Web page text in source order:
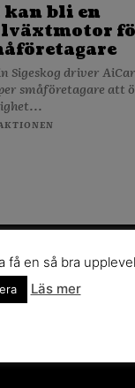
kan bli en
Sigeskog driver
småföretagare att
få en så bra
Läs mer